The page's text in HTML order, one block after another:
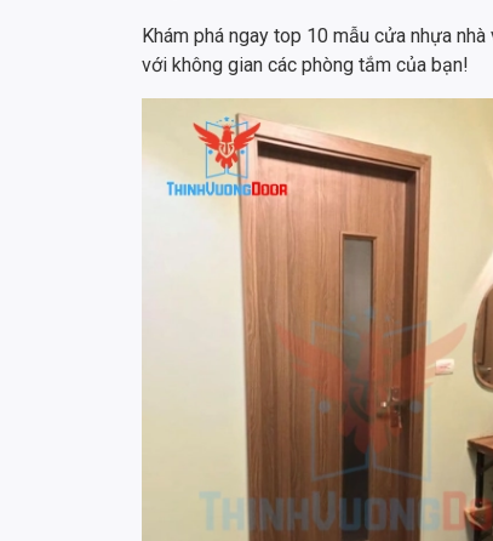
Khám phá ngay top 10 mẫu cửa nhựa
với không gian các phòng tắm của bạn!